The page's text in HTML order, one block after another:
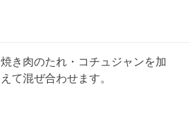
焼き肉のたれ・コチュジャンを加
えて混ぜ合わせます。